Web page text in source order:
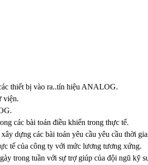
thiết bị vào ra..tín hiệu ANALOG.
viện.
các bài toán điều khiển trong thực tế.
dựng các bài toán yêu cầu yêu cầu thời
tế của công ty với mức lương tương xứng.
trong tuần với sự trợ giúp của đội ngũ kỹ